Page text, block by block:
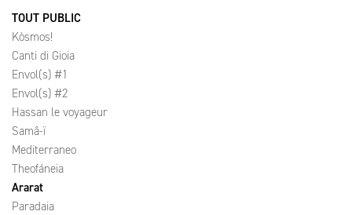
TOUT PUBLIC
Kòsmos!
Canti di Gioia
Envol(s) #1
Envol(s) #2
Hassan le voyageur
Samâ-ï
Mediterraneo
Theofáneia
Ararat
Paradaia